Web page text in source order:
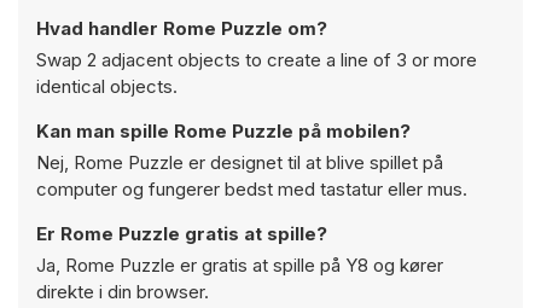
Hvad handler Rome Puzzle om?
Swap 2 adjacent objects to create a line of 3 or more
identical objects.
Kan man spille Rome Puzzle på mobilen?
Nej, Rome Puzzle er designet til at blive spillet på
computer og fungerer bedst med tastatur eller mus.
Er Rome Puzzle gratis at spille?
Ja, Rome Puzzle er gratis at spille på Y8 og kører
direkte i din browser.